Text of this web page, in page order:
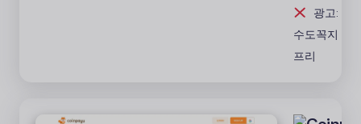
광고: 2%
수도꼭지 크
프리